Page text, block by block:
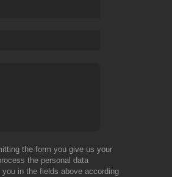
the form you give us your
the personal data
in the fields above according